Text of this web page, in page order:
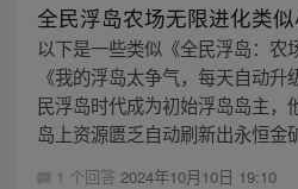
全民浮岛农场无限进化类
以下是一些类似《全民浮岛：农
《我的浮岛太争气，每天自动
民浮岛时代成为初始浮岛岛主，
岛上资源匮乏自动刷新出永恒金
1 个回答 2024年10月10日 19:10